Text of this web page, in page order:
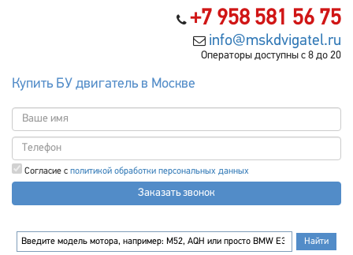
+7 958 581 56 75
info@mskdvigatel.ru
Операторы доступны с 8 до 20
Купить БУ двигатель в Москве
Согласие с политикой обработки персональных данных
Заказать звонок